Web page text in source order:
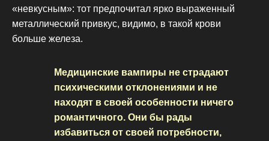
«невкусным»: тот предпочитал ярко выраженный
металлический привкус, видимо, в такой крови
больше железа.
Медицинские вампиры не страдают
психическими отклонениями и не
находят в своей особенности ничего
романтичного. Они бы рады
избавиться от своей потребности,